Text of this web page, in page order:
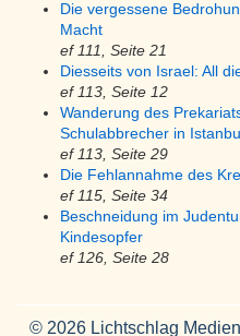
Die vergessene
Macht
ef 111, Seite 21
Diesseits von Israel: All
ef 113, Seite 12
Wanderung des
Schulabbrecher in Istanbul
ef 113, Seite 29
Die Fehlannahme des
ef 115, Seite 34
Beschneidung im
Kindesopfer
ef 126, Seite 28
© 2026 Lichtschlag